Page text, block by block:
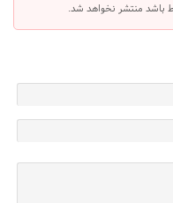
باشد منتشر نخواهد شد.